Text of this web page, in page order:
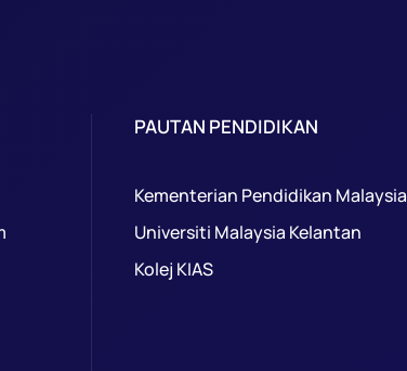
PAUTAN PENDIDIKAN
Kementerian Pendidikan Malaysia
Universiti Malaysia Kelantan
Kolej KIAS